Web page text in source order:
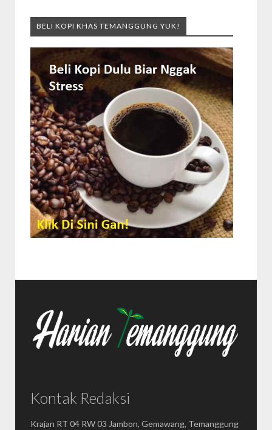
BELI KOPI KHAS TEMANGGUNG YUK!
Kontak Redaksi
Krajan RT 04 RW 03 Jambon, Gemawang, Temanggung